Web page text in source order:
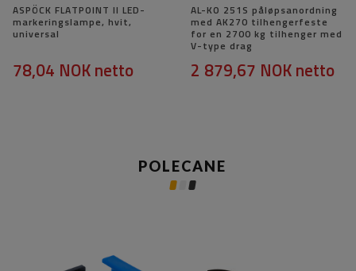
ASPÖCK FLATPOINT II LED-
markeringslampe, hvit,
universal
78,04 NOKnetto
AL-KO 251S påløpsanordning
med AK270 tilhengerfeste
for en 2700 kg tilhenger med
V-type drag
2 879,67 NOKnetto
POLECANE